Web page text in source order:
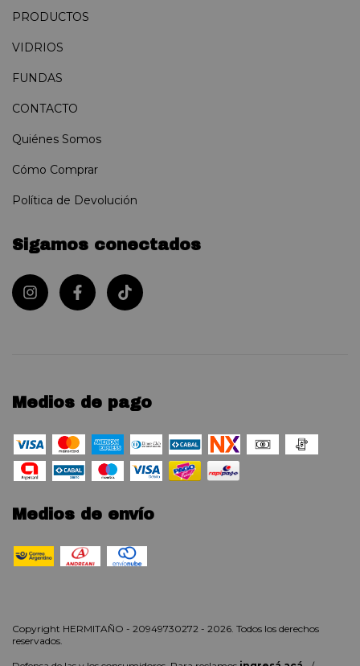
PRODUCTOS
VIDRIOS
FUNDAS
CONTACTO
Quiénes Somos
Cómo Comprar
Política de Devolución
Sigamos conectados
Medios de pago
Medios de envío
Copyright HERMITAÑO - 20949730272 - 2026. Todos los derechos
reservados.